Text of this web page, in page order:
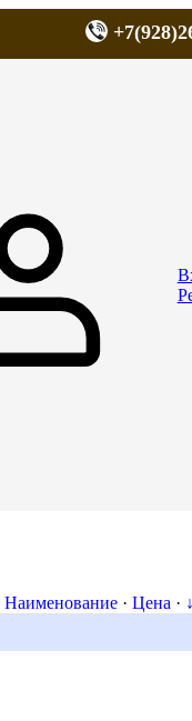
Наименование · Цена ·